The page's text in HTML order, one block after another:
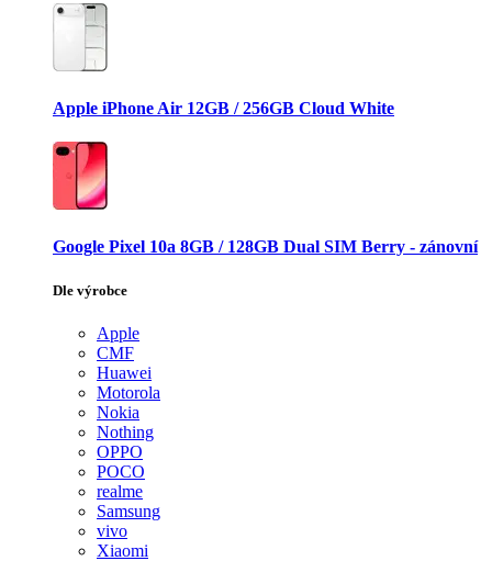
Apple iPhone Air 12GB / 256GB Cloud White
Google Pixel 10a 8GB / 128GB Dual SIM Berry - zánovní
Dle výrobce
Apple
CMF
Huawei
Motorola
Nokia
Nothing
OPPO
POCO
realme
Samsung
vivo
Xiaomi